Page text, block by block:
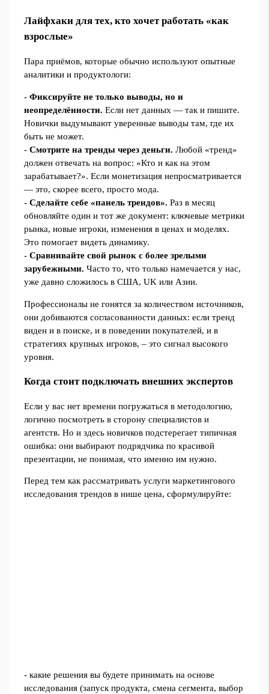
Лайфхаки для тех, кто хочет работать «как
взрослые»
Пара приёмов, которые обычно используют опытные
аналитики и продуктологи:
- Фиксируйте не только выводы, но и
неопределённости. Если нет данных — так и пишите.
Новички выдумывают уверенные выводы там, где их
быть не может.
- Смотрите на тренды через деньги. Любой «тренд»
должен отвечать на вопрос: «Кто и как на этом
зарабатывает?». Если монетизация непросматривается
— это, скорее всего, просто мода.
- Сделайте себе «панель трендов». Раз в месяц
обновляйте один и тот же документ: ключевые метрики
рынка, новые игроки, изменения в ценах и моделях.
Это помогает видеть динамику.
- Сравнивайте свой рынок с более зрелыми
зарубежными. Часто то, что только намечается у нас,
уже давно сложилось в США, UK или Азии.
Профессионалы не гонятся за количеством источников,
они добиваются согласованности данных: если тренд
виден и в поиске, и в поведении покупателей, и в
стратегиях крупных игроков, – это сигнал высокого
уровня.
Когда стоит подключать внешних экспертов
Если у вас нет времени погружаться в методологию,
логично посмотреть в сторону специалистов и
агентств. Но и здесь новичков подстерегает типичная
ошибка: они выбирают подрядчика по красивой
презентации, не понимая, что именно им нужно.
Перед тем как рассматривать услуги маркетингового
исследования трендов в нише цена, сформулируйте:
- какие решения вы будете принимать на основе
исследования (запуск продукта, смена сегмента, выбор